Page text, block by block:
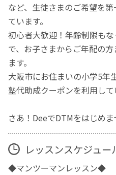
など、生徒さまのご希望を
ています。
初心者大歓迎！年齢制限も
で、お子さまからご年配の
ます。
大阪市にお住まいの小学5年
塾代助成クーポンを利用して
さあ！DeeでDTMをはじめま
レッスンスケジュー
◆マンツーマンレッスン◆